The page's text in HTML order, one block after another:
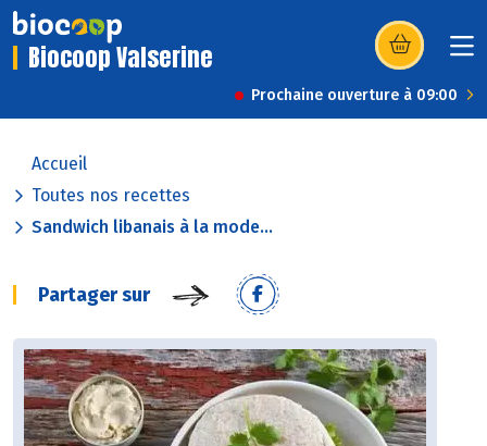
Biocoop Valserine (s’ouvre dans
Prochaine ouverture à 09:00
Accueil
Toutes nos recettes
Sandwich libanais à la mode...
Partager sur